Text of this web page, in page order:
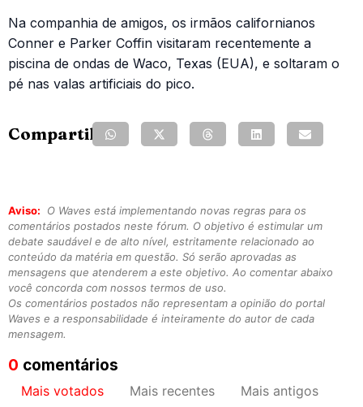
Na companhia de amigos, os irmãos californianos
Conner e Parker Coffin visitaram recentemente a
piscina de ondas de Waco, Texas (EUA), e soltaram o
pé nas valas artificiais do pico.
Compartilhe:
Aviso:
O Waves está implementando novas regras para os
comentários postados neste fórum. O objetivo é estimular um
debate saudável e de alto nível, estritamente relacionado ao
conteúdo da matéria em questão. Só serão aprovadas as
mensagens que atenderem a este objetivo. Ao comentar abaixo
você concorda com nossos termos de uso.
Os comentários postados não representam a opinião do portal
Waves e a responsabilidade é inteiramente do autor de cada
mensagem.
0 comentários
Mais votados Mais recentes Mais antigos